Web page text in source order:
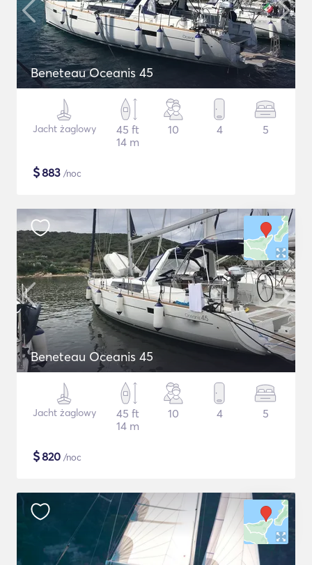
Beneteau Oceanis 45
Jacht żaglowy
45 ft
14 m
10 4 5
$883 /noc
Beneteau Oceanis 45
Jacht żaglowy
45 ft
14 m
10 4 5
$820 /noc